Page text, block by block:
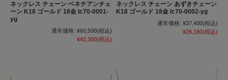
ネックレス チェーン ベネチアンチェ
ーン K18 ゴールド 18金 lc70-0001-
yg
通常価格: ¥60,500(税込)
¥42,350(税込)
ネックレス チェーン あずきチェーン
K18 ゴールド 18金 lc70-0002-yg
通常価格: ¥37,400(税込)
¥26,180(税込)